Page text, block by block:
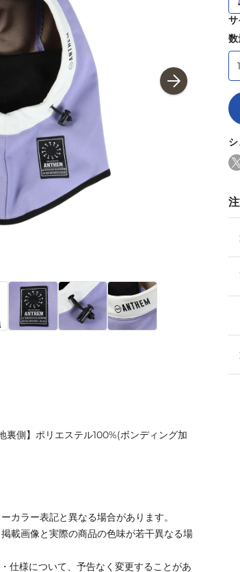
サ
数
裏側】ポリエステル100%(ボンディング加
カラー表記と異なる場合があります。
載画像と実際の商品の色味が若干異なる場
仕様について、予告なく変更することがあ